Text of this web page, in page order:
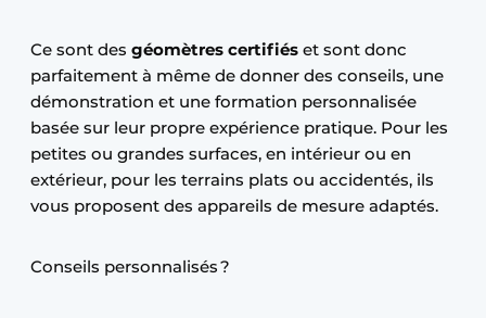
Ce sont des géomètres certifiés et sont donc
parfaitement à même de donner des conseils, une
démonstration et une formation personnalisée
basée sur leur propre expérience pratique. Pour les
petites ou grandes surfaces, en intérieur ou en
extérieur, pour les terrains plats ou accidentés, ils
vous proposent des appareils de mesure adaptés.
Conseils personnalisés ?